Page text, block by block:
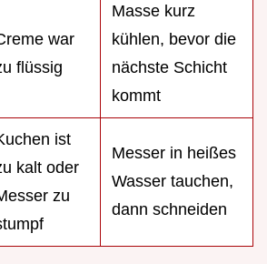
war
flüssig
Masse kurz
kühlen, bevor die
nächste Schicht
kommt
ist
kalt oder
zu
Messer in heißes
Wasser tauchen,
dann schneiden